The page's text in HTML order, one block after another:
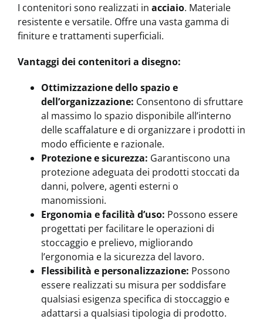
I contenitori sono realizzati in acciaio. Materiale
resistente e versatile. Offre una vasta gamma di
finiture e trattamenti superficiali.
Vantaggi dei contenitori a disegno:
Ottimizzazione dello spazio e
dell’organizzazione: Consentono di sfruttare
al massimo lo spazio disponibile all’interno
delle scaffalature e di organizzare i prodotti in
modo efficiente e razionale.
Protezione e sicurezza: Garantiscono una
protezione adeguata dei prodotti stoccati da
danni, polvere, agenti esterni o
manomissioni.
Ergonomia e facilità d’uso: Possono essere
progettati per facilitare le operazioni di
stoccaggio e prelievo, migliorando
l’ergonomia e la sicurezza del lavoro.
Flessibilità e personalizzazione: Possono
essere realizzati su misura per soddisfare
qualsiasi esigenza specifica di stoccaggio e
adattarsi a qualsiasi tipologia di prodotto.